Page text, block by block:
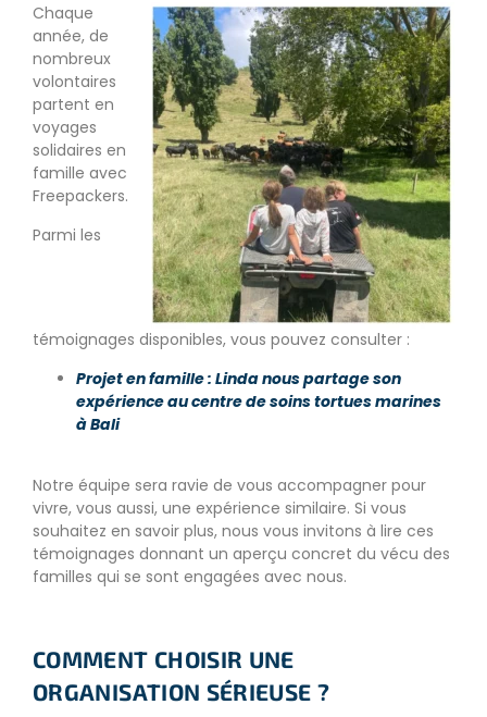
Chaque
année, de
nombreux
volontaires
partent en
voyages
solidaires en
famille avec
Freepackers.
Parmi les
témoignages disponibles, vous pouvez consulter :
Projet en famille : Linda nous partage son
expérience au centre de soins tortues marines
à Bali
Notre équipe sera ravie de vous accompagner pour
vivre, vous aussi, une expérience similaire. Si vous
souhaitez en savoir plus, nous vous invitons à lire ces
témoignages donnant un aperçu concret du vécu des
familles qui se sont engagées avec nous.
COMMENT CHOISIR UNE
ORGANISATION SÉRIEUSE ?